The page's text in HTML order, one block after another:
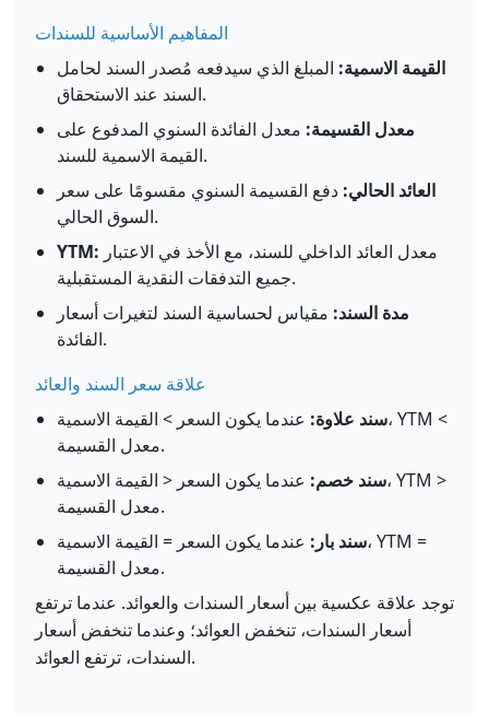
المفاهيم الأساسية للسندات
القيمة الاسمية: المبلغ الذي سيدفعه مُصدر السند لحامل
السند عند الاستحقاق.
معدل القسيمة: معدل الفائدة السنوي المدفوع على
القيمة الاسمية للسند.
العائد الحالي: دفع القسيمة السنوي مقسومًا على سعر
السوق الحالي.
YTM:
جميع التدفقات النقدية المستقبلية.
مدة السند: مقياس لحساسية السند لتغيرات أسعار
الفائدة.
علاقة سعر السند والعائد
سند علاوة: عندما يكون السعر > القيمة الاسمية، YTM <
معدل القسيمة.
سند خصم: عندما يكون السعر < القيمة الاسمية، YTM >
معدل القسيمة.
سند بار: عندما يكون السعر = القيمة الاسمية، YTM =
معدل القسيمة.
توجد علاقة عكسية بين أسعار السندات والعوائد. عندما ترتفع
أسعار السندات، تنخفض العوائد؛ وعندما تنخفض أسعار
السندات، ترتفع العوائد.